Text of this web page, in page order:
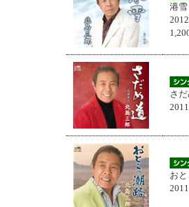
港雪
さ
お